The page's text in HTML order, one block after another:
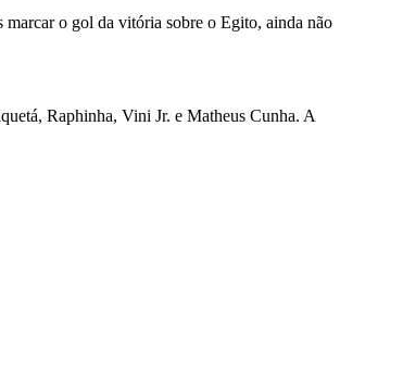
marcar o gol da vitória sobre o Egito, ainda não
Raphinha, Vini Jr. e Matheus Cunha. A